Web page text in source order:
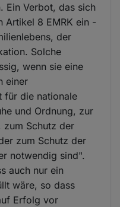
Ein Verbot, das sich
Artikel 8 EMRK ein -
der
Solche
wenn sie eine
einer
für die nationale
und Ordnung, zur
zum Schutz der
zum Schutz der
notwendig sind".
auch nur ein
wäre, so dass
Erfolg vor